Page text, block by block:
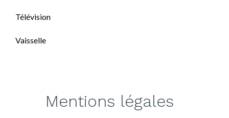
Télévision
Vaisselle
Mentions légales